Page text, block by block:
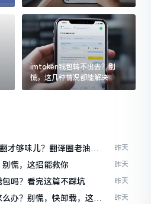
跌被套牢
imtoken钱包转不出去？别
慌，这几种情况都能解决
够味儿？翻译圈老油条
昨天
慌，这招能救你 昨天
吗？看完这篇不踩坑 昨天
办？别慌，快卸载，这几
昨天